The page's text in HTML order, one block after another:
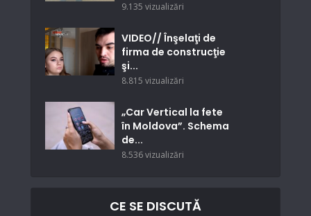
9.135 vizualizări
VIDEO// Înşelaţi de
firma de construcţie
şi...
8.815 vizualizări
„Car Vertical la fete
în Moldova”. Schema
de...
8.536 vizualizări
CE SE DISCUTĂ